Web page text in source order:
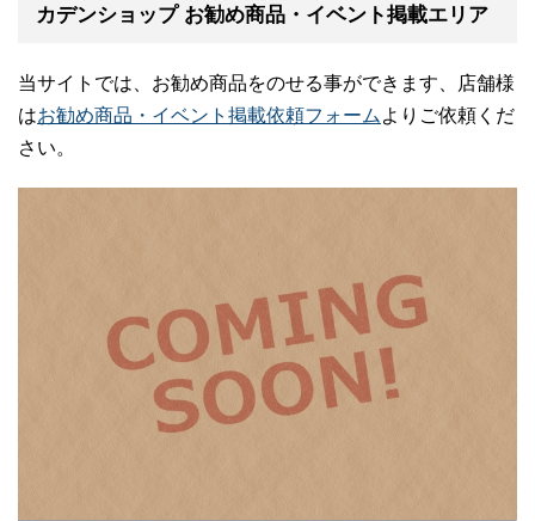
カデンショップ お勧め商品・イベント掲載エリア
当サイトでは、お勧め商品をのせる事ができます、店舗様
はお勧め商品・イベント掲載依頼フォーム よりご依頼くだ
さい。